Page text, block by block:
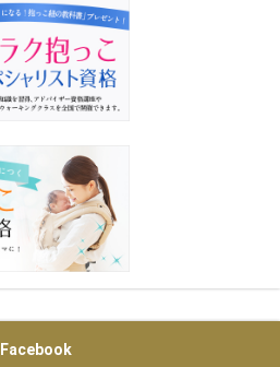
Facebook